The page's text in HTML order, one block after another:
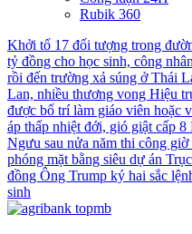
Rubik 360
Khởi tố 17 đối tượng trong
tỷ đồng cho học sinh, công
rồi đến trường xả súng ở Thái
Lan, nhiều thương vong Hiệu
được bố trí làm giáo viên hoặc
áp thấp nhiệt đới, gió giật cấp 8
Ngưu sau nửa năm thi công giờ
phóng mặt bằng siêu dự án
đồng Ông Trump ký hai sắc
sinh